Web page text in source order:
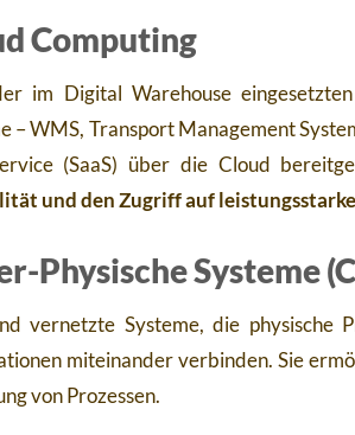
Computing
im Digital Warehouse
– WMS, Transport Management
(SaaS) über die Cloud
und den Zugriff auf
Physische Systeme
vernetzte Systeme, die physische
miteinander verbinden. Sie
von Prozessen.